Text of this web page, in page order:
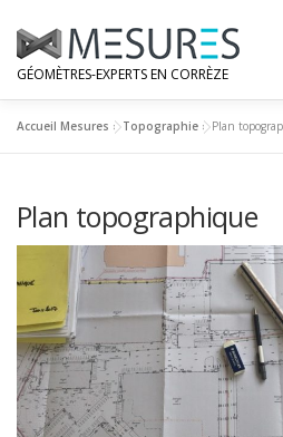
contenu
GÉOMÈTRES-EXPERTS EN CORRÈZE
DEMANDE DE DEVIS GRATUIT
Accueil Mesures »Topographie »Plan
Plan topographique